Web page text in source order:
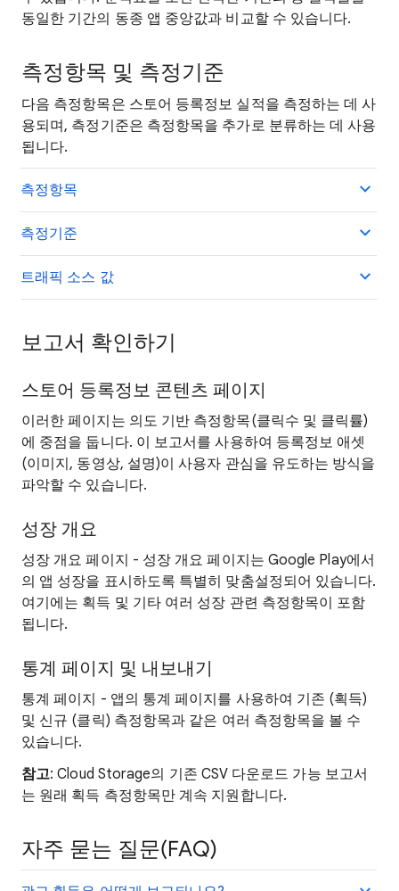
동일한 기간의 동종 앱 중앙값과 비교할 수 있습니다.
측정항목 및 측정기준
다음 측정항목은 스토어 등록정보 실적을 측정하는 데 사
용되며, 측정기준은 측정항목을 추가로 분류하는 데 사용
됩니다.
측정항목
측정기준
트래픽 소스 값
보고서 확인하기
스토어 등록정보 콘텐츠 페이지
이러한 페이지는 의도 기반 측정항목(클릭수 및 클릭률)
에 중점을 둡니다. 이 보고서를 사용하여 등록정보 애셋
(이미지, 동영상, 설명)이 사용자 관심을 유도하는 방식을
파악할 수 있습니다.
성장 개요
성장 개요 페이지 - 성장 개요 페이지는 Google Play에서
의 앱 성장을 표시하도록 특별히 맞춤설정되어 있습니다.
여기에는 획득 및 기타 여러 성장 관련 측정항목이 포함
됩니다.
통계 페이지 및 내보내기
통계 페이지 - 앱의 통계 페이지를 사용하여 기존 (획득)
및 신규 (클릭) 측정항목과 같은 여러 측정항목을 볼 수
있습니다.
참고: Cloud Storage의 기존 CSV 다운로드 가능 보고서
는 원래 획득 측정항목만 계속 지원합니다.
자주 묻는 질문(FAQ)